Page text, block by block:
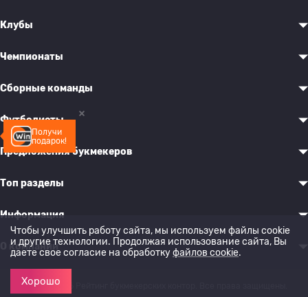
Получи
подарок!
Клубы
Чемпионаты
Сборные команды
Футболисты
Предложения букмекеров
Топ разделы
Информация
О компании
© 2022-2026 Рейтинг букмекерских контор. Все права защищены.
Чтобы улучшить работу сайта, мы используем файлы cookie
и другие технологии. Продолжая использование сайта, Вы
даете свое согласие на обработкуфайлов cookie.
Хорошо